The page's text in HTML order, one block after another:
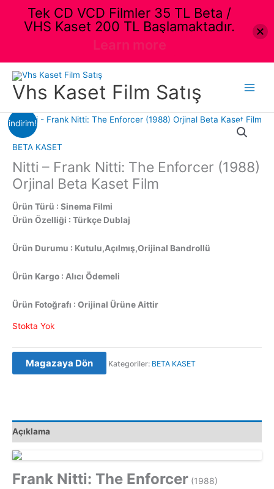
atlaVhs Kaset Film Satış
Menu
indirim!
BETA KASET
Nitti – Frank Nitti: The Enforcer (1988)
Orjinal Beta Kaset Film
Ürün Türü : Sinema Filmi
Ürün Özelliği : Türkçe Dublaj
Ürün Durumu : Kutulu,Açılmış,Orijinal Bandrollü
Ürün Kargo : Alıcı Ödemeli
Ürün Fotoğrafı : Orijinal Ürüne Aittir
Stokta Yok
Magazaya Dön Kategoriler: BETA KASET
Açıklama
Frank Nitti: The Enforcer (1988)
Tek CD VCD Filmler 35 TL Beta /
VHS Kaset 200 TL Başlamaktadır.
Learn more